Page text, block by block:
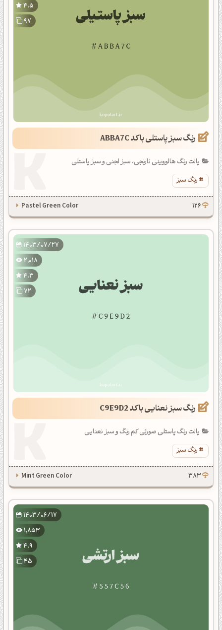
4.5
97
رنگ سبز پاستلی با کد ABBA7C
پالت رنگ هالووینی نارنجی، سبز لجنی و سبز پاستلی
رنگ سبز
126
Pastel Green Color
1403/07/27
2,018
4.3
72
رنگ سبز نعنایی با کد C9E9D2
پالت رنگ پاستلی صورتی کم رنگ و سبز نعنایی
رنگ سبز
383
Mint Green Color
1403/06/17
1,853
4.9
45